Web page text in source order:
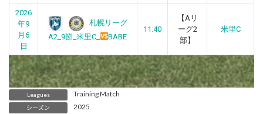
2026
年9
月6
日
札幌リーグ
A2_9節_米里C_
BABE
11:40
【Aリ
ーグ2
部】
米里C
Leagues Training Match
シーズン 2025